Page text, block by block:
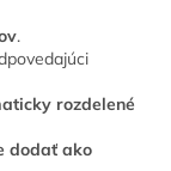
.
rozdelené
dodať ako